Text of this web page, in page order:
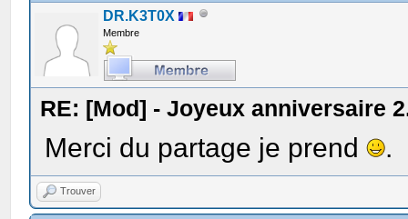
DR.K3T0X
Membre
RE: [Mod] - Joyeux anniversaire
Merci du partage je prend .
Trouver